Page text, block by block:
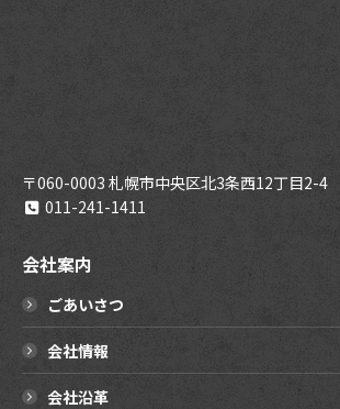
〒060-0003 札幌市中央区北3条西12丁目2-4
011-241-1411
会社案内
ごあいさつ
会社情報
会社沿革